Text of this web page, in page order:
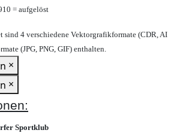
= aufgelöst
sind 4 verschiedene Vektorgrafikformate (CDR, AI
(JPG, PNG, GIF) enthalten.
×
×
Sportklub